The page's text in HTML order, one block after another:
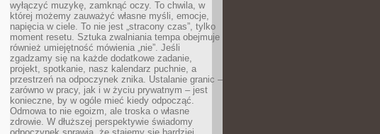
wyłączyć muzykę, zamknąć oczy. To chwila, w
której możemy zauważyć własne myśli, emocje,
napięcia w ciele. To nie jest „stracony czas”, tylko
moment resetu. Sztuka zwalniania tempa obejmuje
również umiejętność mówienia „nie”. Jeśli
zgadzamy się na każde dodatkowe zadanie,
projekt, spotkanie, nasz kalendarz puchnie, a
przestrzeń na odpoczynek znika. Ustalanie granic –
zarówno w pracy, jak i w życiu prywatnym – jest
konieczne, by w ogóle mieć kiedy odpocząć.
Odmowa to nie egoizm, ale troska o własne
zdrowie. W dłuższej perspektywie świadomy